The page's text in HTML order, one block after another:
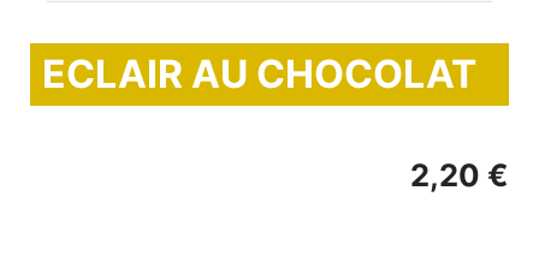
ECLAIR AU CHOCOLAT
2,20 €